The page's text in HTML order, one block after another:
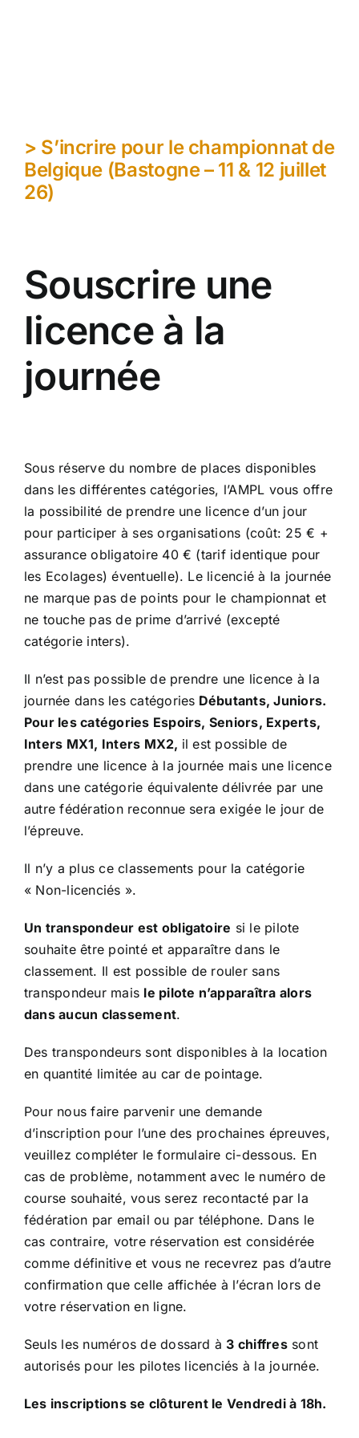
> S’incrire pour le championnat de
Belgique (Bastogne – 11 & 12 juillet
26)
Souscrire une
licence à la
journée
Sous réserve du nombre de places disponibles
dans les différentes catégories, l’AMPL vous offre
la possibilité de prendre une licence d’un jour
pour participer à ses organisations (coût: 25 € +
assurance obligatoire 40 € (tarif identique pour
les Ecolages) éventuelle). Le licencié à la journée
ne marque pas de points pour le championnat et
ne touche pas de prime d’arrivé (excepté
catégorie inters).
Il n’est pas possible de prendre une licence à la
journée dans les catégories Débutants, Juniors.
Pour les catégories Espoirs, Seniors, Experts,
Inters MX1, Inters MX2, il est possible de
prendre une licence à la journée mais une licence
dans une catégorie équivalente délivrée par une
autre fédération reconnue sera exigée le jour de
l’épreuve.
Il n’y a plus ce classements pour la catégorie
« Non-licenciés ».
Un transpondeur est obligatoire si le pilote
souhaite être pointé et apparaître dans le
classement. Il est possible de rouler sans
transpondeur mais le pilote n’apparaîtra alors
dans aucun classement.
Des transpondeurs sont disponibles à la location
en quantité limitée au car de pointage.
Pour nous faire parvenir une demande
d’inscription pour l’une des prochaines épreuves,
veuillez compléter le formulaire ci-dessous. En
cas de problème, notamment avec le numéro de
course souhaité, vous serez recontacté par la
fédération par email ou par téléphone. Dans le
cas contraire, votre réservation est considérée
comme définitive et vous ne recevrez pas d’autre
confirmation que celle affichée à l’écran lors de
votre réservation en ligne.
Seuls les numéros de dossard à3 chiffressont
autorisés pour les pilotes licenciés à la journée.
Les inscriptions se clôturent le Vendredi à 18h.